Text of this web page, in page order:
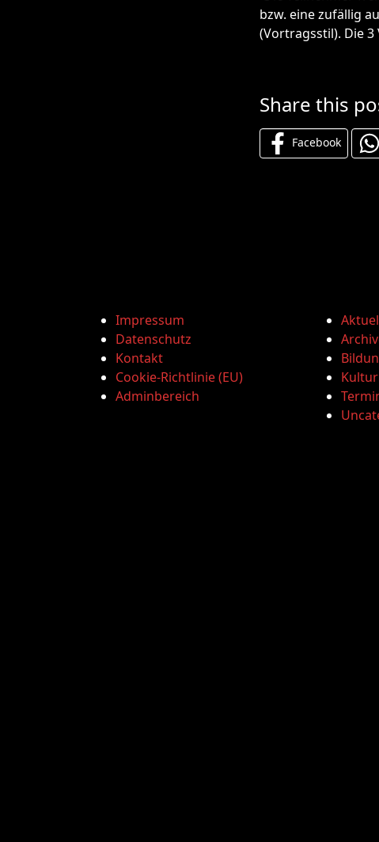
bzw. eine zufällig
(Vortragsstil). Die
Share this
Facebook
Impressum
Datenschutz
Kontakt
Cookie-Richtlinie (EU)
Adminbereich